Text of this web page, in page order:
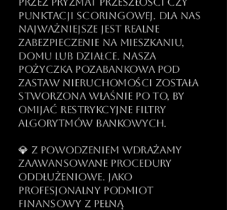
punktacji scoringowej. Dla nas
najważniejsze jest realne
zabezpieczenie na mieszkaniu,
domu lub działce. Nasza
pożyczka pozabankowa pod
zastaw nieruchomości została
stworzona właśnie po to, by
omijać restrykcyjne filtry
algorytmów bankowych.
💎 Z powodzeniem wdrażamy
zaawansowane procedury
oddłużeniowe. Jako
profesjonalny podmiot
finansowy z pełną